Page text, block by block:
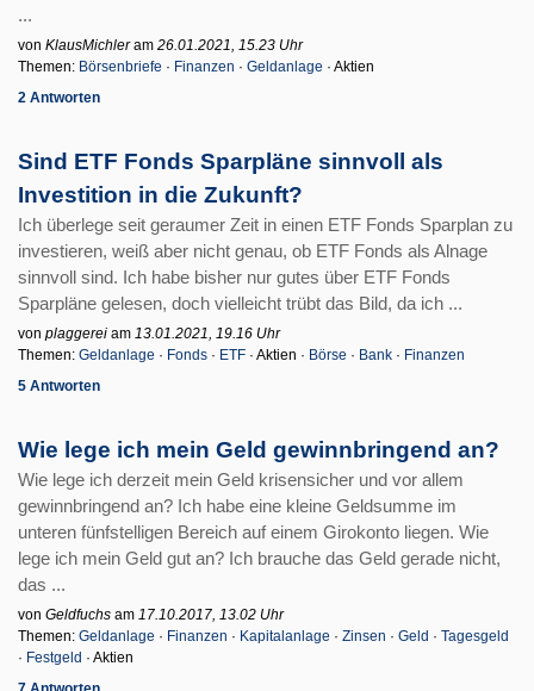
...
von KlausMichleram 26.01.2021, 15.23 Uhr
Themen: Börsenbriefe · Finanzen · Geldanlage · Aktien
2 Antworten
Sind ETF Fonds Sparpläne sinnvoll als
Investition in die Zukunft?
Ich überlege seit geraumer Zeit in einen ETF Fonds Sparplan zu
investieren, weiß aber nicht genau, ob ETF Fonds als Alnage
sinnvoll sind. Ich habe bisher nur gutes über ETF Fonds
Sparpläne gelesen, doch vielleicht trübt das Bild, da ich ...
von plaggerei am 13.01.2021, 19.16 Uhr
Themen: Geldanlage · Fonds · ETF · Aktien · Börse · Bank · Finanzen
5 Antworten
Wie lege ich mein Geld gewinnbringend an?
Wie lege ich derzeit mein Geld krisensicher und vor allem
gewinnbringend an? Ich habe eine kleine Geldsumme im
unteren fünfstelligen Bereich auf einem Girokonto liegen. Wie
lege ich mein Geld gut an? Ich brauche das Geld gerade nicht,
das ...
von Geldfuchs am 17.10.2017, 13.02 Uhr
Themen: Geldanlage · Finanzen · Kapitalanlage · Zinsen · Geld · Tagesgeld
· Festgeld · Aktien